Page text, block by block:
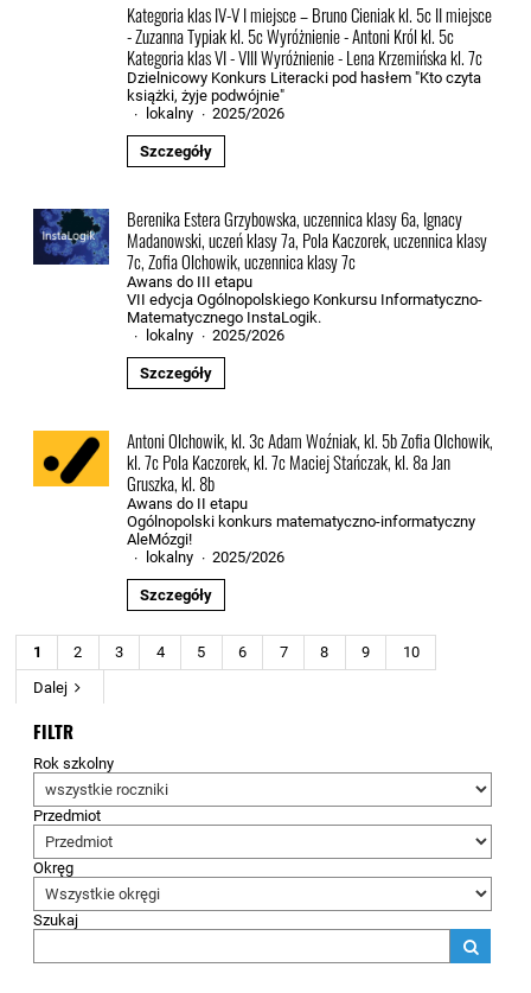
Kategoria klas IV-V I miejsce – Bruno Cieniak kl. 5c II miejsce
- Zuzanna Typiak kl. 5c Wyróżnienie - Antoni Król kl. 5c
Kategoria klas VI - VIII Wyróżnienie - Lena Krzemińska kl. 7c
Dzielnicowy Konkurs Literacki pod hasłem "Kto czyta
książki, żyje podwójnie"
· lokalny · 2025/2026
Szczegóły
Berenika Estera Grzybowska, uczennica klasy 6a, Ignacy
Madanowski, uczeń klasy 7a, Pola Kaczorek, uczennica klasy
7c, Zofia Olchowik, uczennica klasy 7c
Awans do III etapu
VII edycja Ogólnopolskiego Konkursu Informatyczno-
Matematycznego InstaLogik.
· lokalny · 2025/2026
Szczegóły
Antoni Olchowik, kl. 3c Adam Woźniak, kl. 5b Zofia Olchowik,
kl. 7c Pola Kaczorek, kl. 7c Maciej Stańczak, kl. 8a Jan
Gruszka, kl. 8b
Awans do II etapu
Ogólnopolski konkurs matematyczno-informatyczny
AleMózgi!
· lokalny · 2025/2026
Szczegóły
1 2 3 4 5 6 7 8 9
10
Dalej
FILTR
Rok szkolny
Przedmiot
Okręg
Szukaj